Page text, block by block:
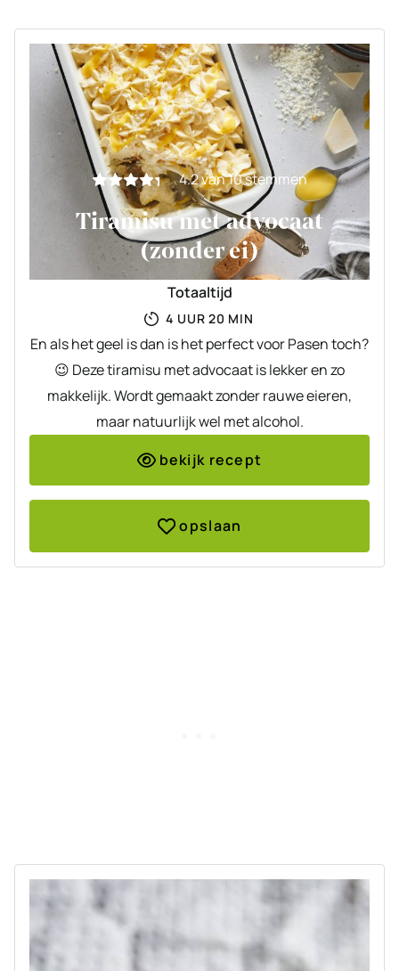
4.2van10stemmen
Tiramisu met advocaat
(zonder ei)
Totaaltijd
4 UUR
UUR 20 MINUTEN
MIN
En als het geel is dan is het perfect voor Pasen toch?
😉 Deze tiramisu met advocaat is lekker en zo
makkelijk. Wordt gemaakt zonder rauwe eieren,
maar natuurlijk wel met alcohol.
bekijk recept
opslaan